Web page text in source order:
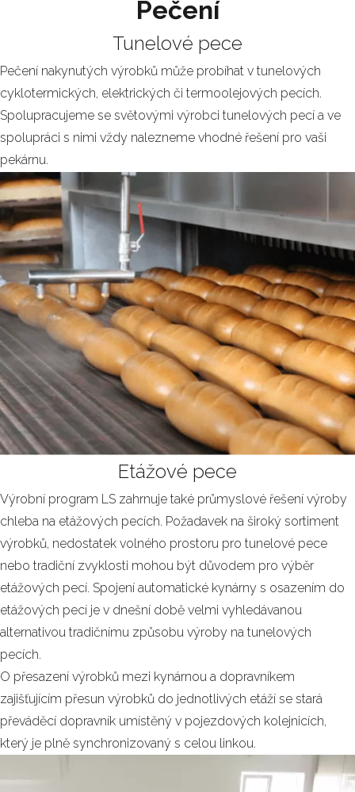
Pečení
Tunelové pece
Pečení nakynutých výrobků může probíhat v tunelových
cyklotermických, elektrických či termoolejových pecích.
Spolupracujeme se světovými výrobci tunelových pecí a ve
spolupráci s nimi vždy nalezneme vhodné řešení pro vaši
pekárnu.
Etážové pece
Výrobní program LS zahrnuje také průmyslové řešení výroby
chleba na etážových pecích. Požadavek na široký sortiment
výrobků, nedostatek volného prostoru pro tunelové pece
nebo tradiční zvyklosti mohou být důvodem pro výběr
etážových pecí. Spojení automatické kynárny s osazením do
etážových pecí je v dnešní době velmi vyhledávanou
alternativou tradičnímu způsobu výroby na tunelových
pecích.
O přesazení výrobků mezi kynárnou a dopravníkem
zajišťujícím přesun výrobků do jednotlivých etáží se stará
převáděcí dopravník umístěný v pojezdových kolejnicích,
který je plně synchronizovaný s celou linkou.